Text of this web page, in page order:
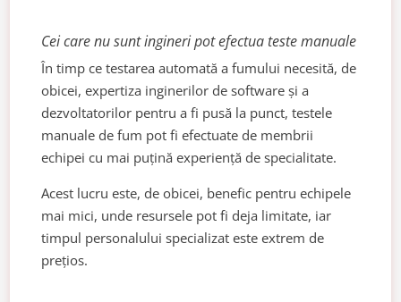
Cei care nu sunt ingineri pot efectua teste manuale
În timp ce testarea automată a fumului necesită, de
obicei, expertiza inginerilor de software și a
dezvoltatorilor pentru a fi pusă la punct, testele
manuale de fum pot fi efectuate de membrii
echipei cu mai puțină experiență de specialitate.
Acest lucru este, de obicei, benefic pentru echipele
mai mici, unde resursele pot fi deja limitate, iar
timpul personalului specializat este extrem de
prețios.